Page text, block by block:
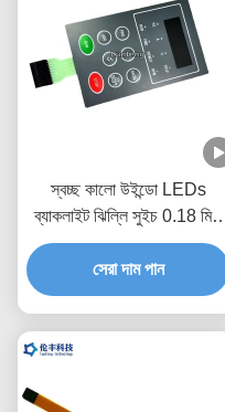
স্বচ্ছ কালো উইন্ডো LEDs
ব্যাকলাইট ঝিল্লি সুইচ 0.18 মিমি
পিইটি
সেরা দাম পান